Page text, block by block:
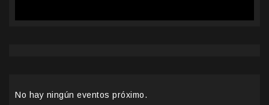
No hay ningún eventos próximo.